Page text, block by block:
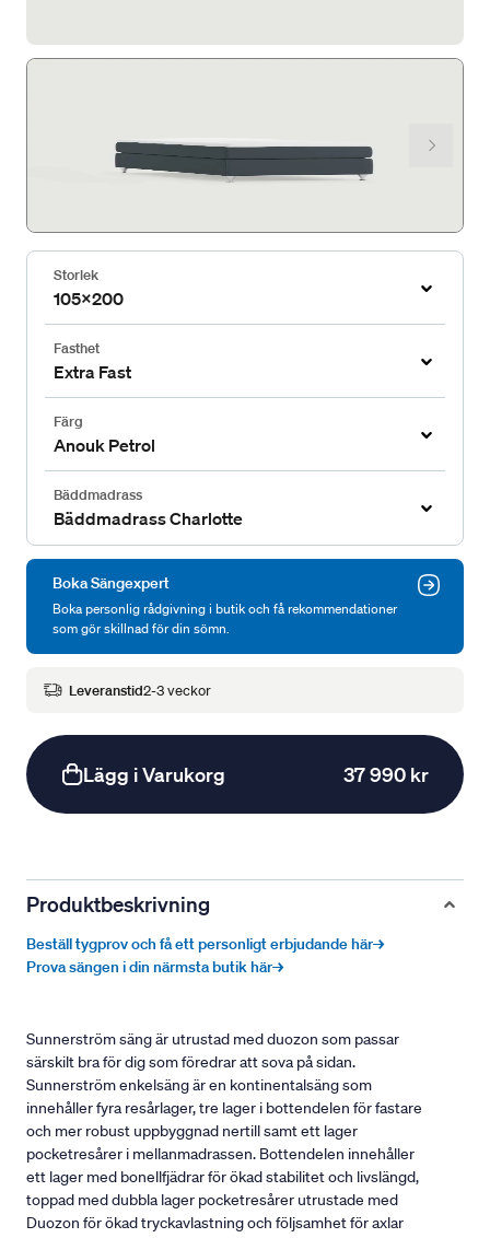
Storlek
105x200
Fasthet
Extra Fast
Färg
Anouk Petrol
Bäddmadrass
Bäddmadrass Charlotte
Boka Sängexpert
Boka personlig rådgivning i butik och få rekommendationer
som gör skillnad för din sömn.
Leveranstid2-3 veckor
Lägg i Varukorg 37 990 kr
Produktbeskrivning
Beställ tygprov och få ett personligt erbjudande här→
Prova sängen i din närmsta butik här→
Sunnerström säng är utrustad med duozon som passar
särskilt bra för dig som föredrar att sova på sidan.
Sunnerström enkelsäng är en kontinentalsäng som
innehåller fyra resårlager, tre lager i bottendelen för fastare
och mer robust uppbyggnad nertill samt ett lager
pocketresårer i mellanmadrassen. Bottendelen innehåller
ett lager med bonellfjädrar för ökad stabilitet och livslängd,
toppad med dubbla lager pocketresårer utrustade med
Duozon för ökad tryckavlastning och följsamhet för axlar